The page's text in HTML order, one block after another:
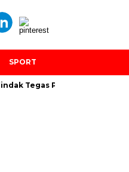
SPORT
Tegas PANTARLIH Yang